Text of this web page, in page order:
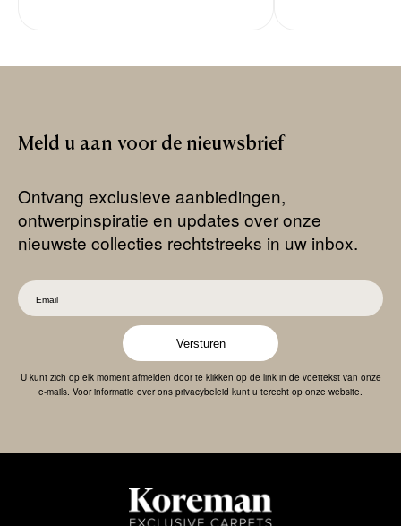
Meld u aan voor de nieuwsbrief
Ontvang exclusieve aanbiedingen,
ontwerpinspiratie en updates over onze
nieuwste collecties rechtstreeks in uw inbox.
Versturen
U kunt zich op elk moment afmelden door te klikken op de link in de voettekst van onze
e-mails. Voor informatie over ons privacybeleid kunt u terecht op onze website.